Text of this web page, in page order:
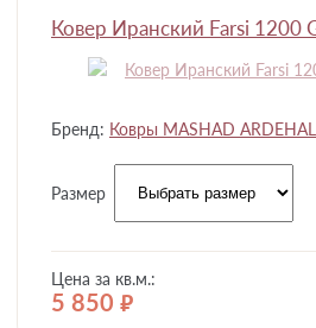
Ковер Иранский Farsi 1200
Бренд: Ковры MASHAD
Размер
Цена за кв.м.:
5 850 руб.